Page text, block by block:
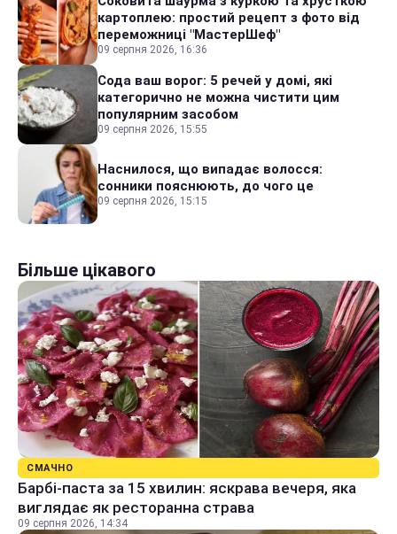
картоплею: простий рецепт з фото від
переможниці "МастерШеф"
09 серпня 2026, 16:36
Сода ваш ворог: 5 речей у домі, які
категорично не можна чистити цим
популярним засобом
09 серпня 2026, 15:55
Наснилося, що випадає волосся:
сонники пояснюють, до чого це
09 серпня 2026, 15:15
Більше цікавого
СМАЧНО
Барбі-паста за 15 хвилин: яскрава вечеря, яка
виглядає як ресторанна страва
09 серпня 2026, 14:34